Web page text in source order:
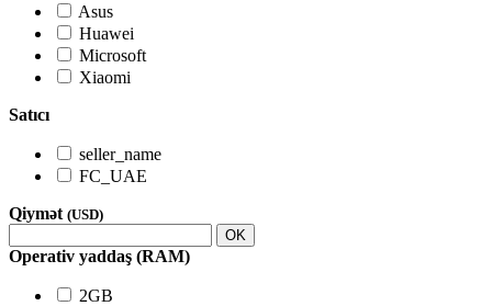
Asus
Huawei
Microsoft
Xiaomi
Satıcı
seller_name
FC_UAE
Qiymət (USD)
OK
Operativ yaddaş (RAM)
2GB